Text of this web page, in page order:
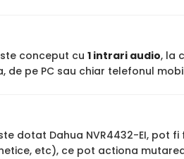
conceput cu 1 intrari audio, la
pe PC sau chiar telefonul
dotat Dahua NVR4432-EI, pot
etc), ce pot actiona